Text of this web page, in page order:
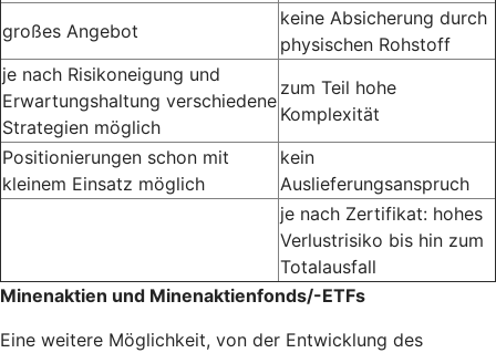
großes Angebot
keine Absicherung durch
physischen Rohstoff
je nach Risikoneigung und
Erwartungshaltung verschiedene
Strategien möglich
zum Teil hohe
Komplexität
Positionierungen schon mit
kleinem Einsatz möglich
kein
Auslieferungsanspruch
je nach Zertifikat: hohes
Verlustrisiko bis hin zum
Totalausfall
Minenaktien und Minenaktienfonds/-ETFs
Eine weitere Möglichkeit, von der Entwicklung des